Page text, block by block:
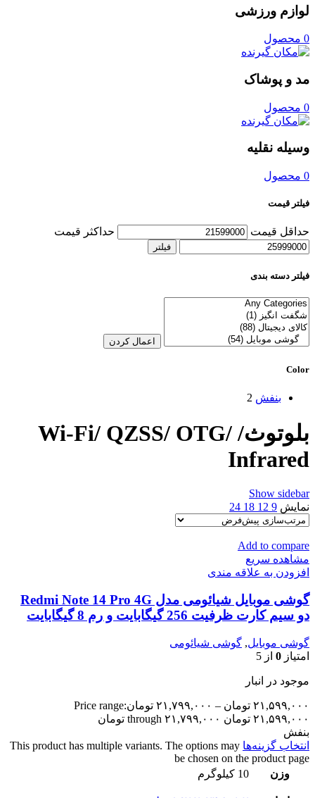
لوازم ورزشی
0 محصول
مد و پوشاک
0 محصول
وسیله نقلیه
0 محصول
فیلتر قیمت
حداقل قیمت حداکثر قیمت
فیلتر
فیلتر دسته بندی
اعمال کردن
Color
بنفش 2
بلوتوث/ Wi-Fi/ QZSS/ OTG/
Infrared
Show sidebar
نمایش 9
12
18
24
Add to compare
مشاهده سریع
افزودن به علاقه مندی
گوشی موبایل شیائومی مدل Redmi Note 14 Pro 4G
دو سیم کارت ظرفیت 256 گیگابایت و رم 8 گیگابایت
گوشی موبایل, گوشی شیائومی
امتیاز 0 از 5
موجود در انبار
۲۱,۵۹۹,۰۰۰ تومان – ۲۱,۷۹۹,۰۰۰ تومانPrice range:
۲۱,۵۹۹,۰۰۰ تومان through ۲۱,۷۹۹,۰۰۰ تومان
بنفش
انتخاب گزینه‌ها This product has multiple variants. The options may
be chosen on the product page
وزن
10 کیلوگرم